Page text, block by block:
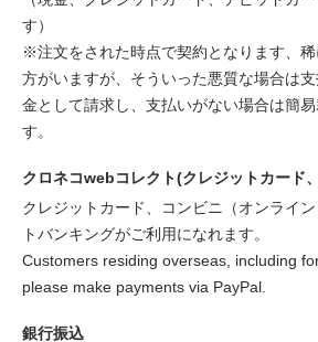
す）
※注文をされた時点で契約となります、
方がいますが、そういった悪質な場合は
金として請求し、支払いがない場合は簡
す。
クロネコwebコレクト(クレジットカード
クレジットカード、コンビニ（オンライ
トバンキングがご利用になれます。
Customers residing overseas, including
please make payments via PayPal.
銀行振込